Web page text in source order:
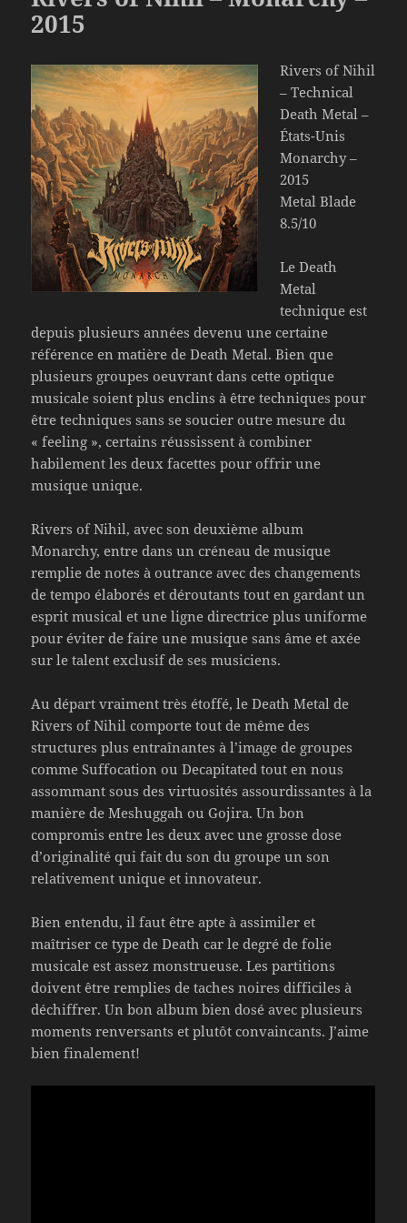
2015
Rivers of Nihil
– Technical
Death Metal –
États-Unis
Monarchy –
2015
Metal Blade
8.5/10
Le Death
Metal
technique est
depuis plusieurs années devenu une certaine
référence en matière de Death Metal. Bien que
plusieurs groupes oeuvrant dans cette optique
musicale soient plus enclins à être techniques pour
être techniques sans se soucier outre mesure du
« feeling », certains réussissent à combiner
habilement les deux facettes pour offrir une
musique unique.
Rivers of Nihil, avec son deuxième album
Monarchy, entre dans un créneau de musique
remplie de notes à outrance avec des changements
de tempo élaborés et déroutants tout en gardant un
esprit musical et une ligne directrice plus uniforme
pour éviter de faire une musique sans âme et axée
sur le talent exclusif de ses musiciens.
Au départ vraiment très étoffé, le Death Metal de
Rivers of Nihil comporte tout de même des
structures plus entraînantes à l’image de groupes
comme Suffocation ou Decapitated tout en nous
assommant sous des virtuosités assourdissantes à la
manière de Meshuggah ou Gojira. Un bon
compromis entre les deux avec une grosse dose
d’originalité qui fait du son du groupe un son
relativement unique et innovateur.
Bien entendu, il faut être apte à assimiler et
maîtriser ce type de Death car le degré de folie
musicale est assez monstrueuse. Les partitions
doivent être remplies de taches noires difficiles à
déchiffrer. Un bon album bien dosé avec plusieurs
moments renversants et plutôt convaincants. J’aime
bien finalement!